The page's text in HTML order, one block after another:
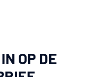
OP DE